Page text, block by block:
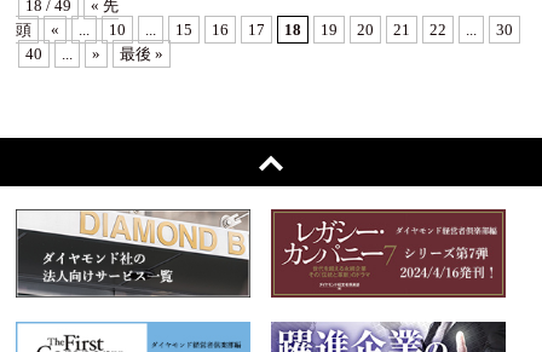
18 / 49
« 先
頭
« ... 10 ... 15 16 17 18 19 20 21 22 ...
30
40
... » 最後 »